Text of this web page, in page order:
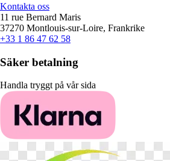
Kontakta oss
11 rue Bernard Maris
37270 Montlouis-sur-Loire, Frankrike
+33 1 86 47 62 58
Säker betalning
Handla tryggt på vår sida